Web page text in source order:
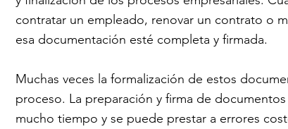
contratar un empleado, renovar un contrato o
esa documentación esté completa y firmada.
Muchas veces la formalización de estos
proceso. La preparación y firma de
mucho tiempo y se puede prestar a errores